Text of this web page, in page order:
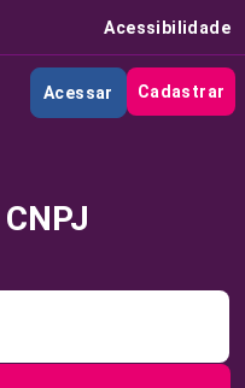
Acessibilidade
Acessar Cadastrar